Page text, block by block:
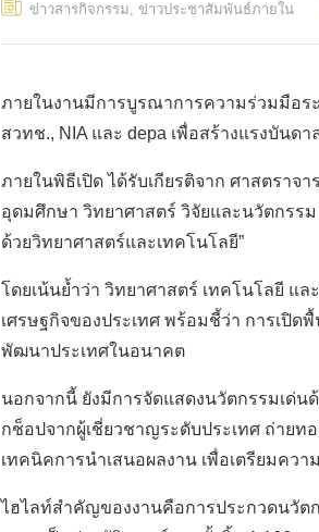
ข่าวสารกิจกรรม, ข่าวประชาสัมพันธ์ภายใน
ภายในงานมีการบูรณาการความร่วมมือร
สวทช., NIA และ depa เพื่อสร้างแรงบันด
ภายในพิธีเปิด ได้รับเกียรติจาก ศาสตราจ
อุดมศึกษา วิทยาศาสตร์ วิจัยและนวัตกรร
ด้วยวิทยาศาสตร์และเทคโนโลยี”
โดยเน้นย้ำว่า วิทยาศาสตร์ เทคโนโลยี แ
เศรษฐกิจของประเทศ พร้อมชี้ว่า การเปิด
พัฒนาประเทศในอนาคต
นอกจากนี้ ยังมีการจัดแสดงนวัตกรรมเด่
กช็อปจากผู้เชี่ยวชาญระดับประเทศ ถ่ายท
เทคนิคการนำเสนอผลงาน เพื่อเตรียมคว
ไฮไลท์สำคัญของงานคือการประกวดนวัต